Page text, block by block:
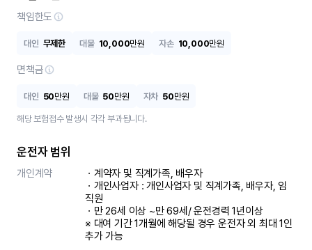
책임한도
대인 무제한 대물 10,000만원 자손 10,000만원
면책금
대인 50만원 대물 50만원 자차 50만원
해당 보험접수 발생시 각각 부과됩니다.
운전자 범위
개인계약
ㆍ계약자 및 직계가족, 배우자
ㆍ개인사업자 : 개인사업자 및 직계가족, 배우자, 임
직원
ㆍ만 26세 이상 ~만 69세/ 운전경력 1년이상
※ 대여 기간 1개월에 해당될 경우 운전자 외 최대 1인
추가 가능